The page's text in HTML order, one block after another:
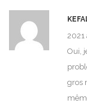
2021
Oui,
gros